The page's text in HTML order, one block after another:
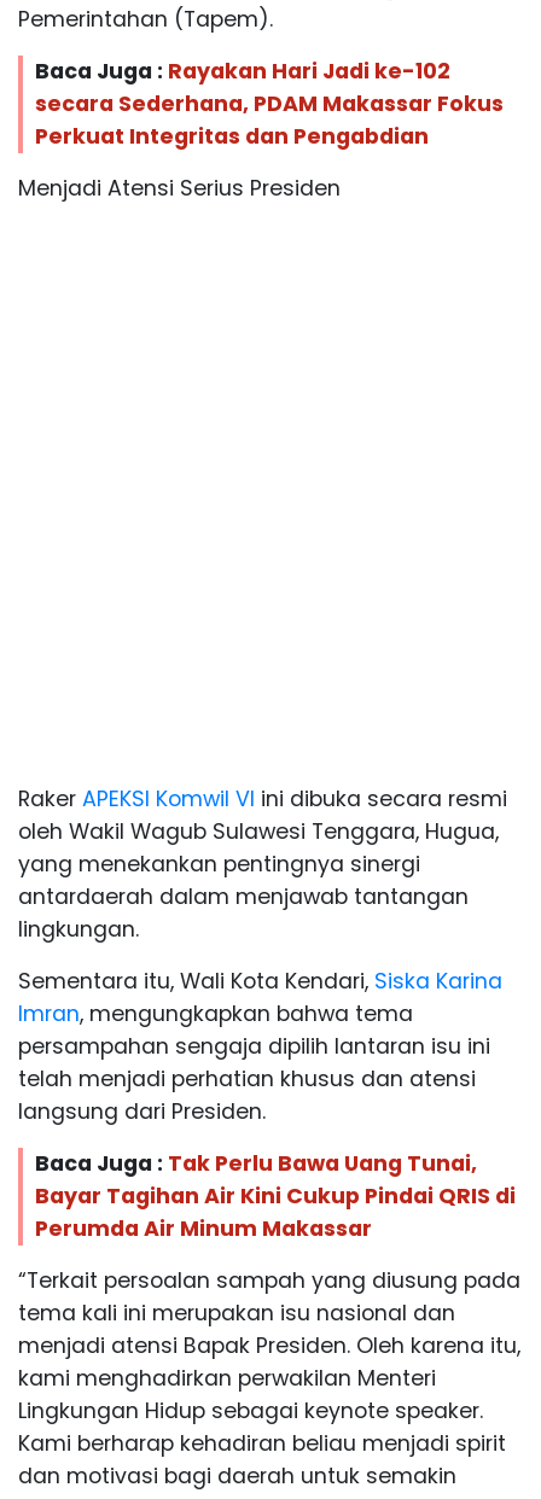
Pemerintahan (Tapem).
Baca Juga : Rayakan Hari Jadi ke-102
secara Sederhana, PDAM Makassar Fokus
Perkuat Integritas dan Pengabdian
Menjadi Atensi Serius Presiden
Raker APEKSI Komwil VI ini dibuka secara resmi
oleh Wakil Wagub Sulawesi Tenggara, Hugua,
yang menekankan pentingnya sinergi
antardaerah dalam menjawab tantangan
lingkungan.
Sementara itu, Wali Kota Kendari, Siska Karina
Imran, mengungkapkan bahwa tema
persampahan sengaja dipilih lantaran isu ini
telah menjadi perhatian khusus dan atensi
langsung dari Presiden.
Baca Juga : Tak Perlu Bawa Uang Tunai,
Bayar Tagihan Air Kini Cukup Pindai QRIS di
Perumda Air Minum Makassar
“Terkait persoalan sampah yang diusung pada
tema kali ini merupakan isu nasional dan
menjadi atensi Bapak Presiden. Oleh karena itu,
kami menghadirkan perwakilan Menteri
Lingkungan Hidup sebagai keynote speaker.
Kami berharap kehadiran beliau menjadi spirit
dan motivasi bagi daerah untuk semakin